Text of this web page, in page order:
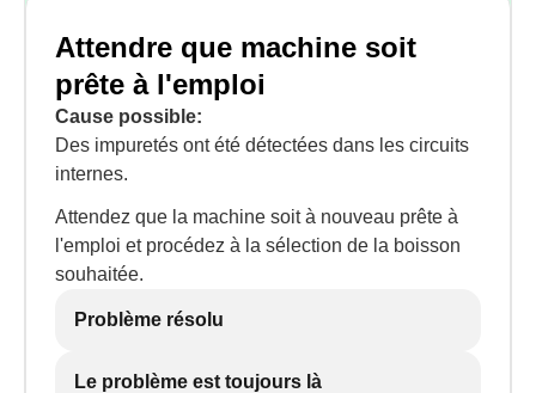
Attendre que machine soit
prête à l'emploi
Cause possible:
Des impuretés ont été détectées dans les circuits
internes.
Attendez que la machine soit à nouveau prête à
l'emploi et procédez à la sélection de la boisson
souhaitée.
Problème résolu
Le problème est toujours là